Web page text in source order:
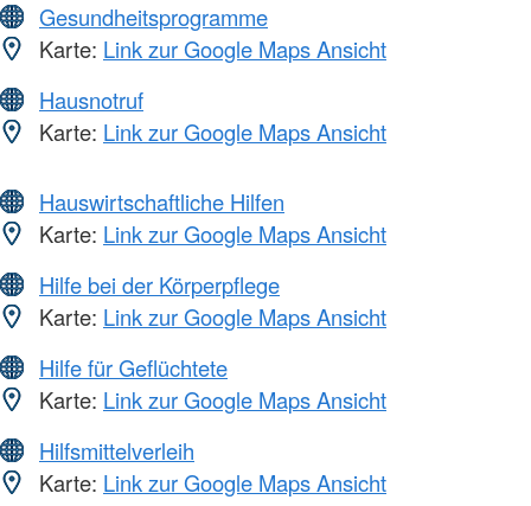
Gesundheitsprogramme
Karte: Link zur Google Maps Ansicht
Hausnotruf
Karte: Link zur Google Maps Ansicht
Hauswirtschaftliche Hilfen
Karte: Link zur Google Maps Ansicht
Hilfe bei der Körperpflege
Karte: Link zur Google Maps Ansicht
Hilfe für Geflüchtete
Karte: Link zur Google Maps Ansicht
Hilfsmittelverleih
Karte: Link zur Google Maps Ansicht